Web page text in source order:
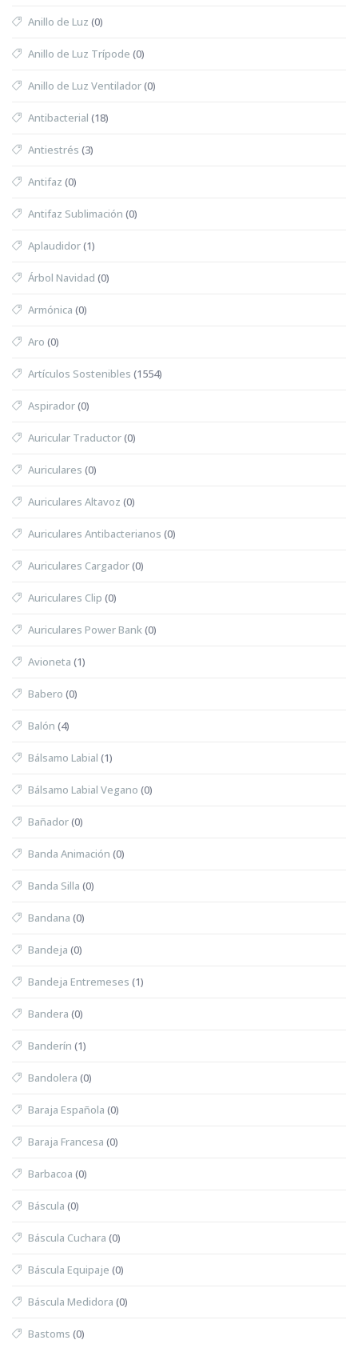
Anillo de Luz (0)
Anillo de Luz Trípode (0)
Anillo de Luz Ventilador(0)
Antibacterial (18)
Antiestrés (3)
Antifaz (0)
Antifaz Sublimación (0)
Aplaudidor(1)
Árbol Navidad (0)
Armónica (0)
Aro (0)
Artículos Sostenibles (1554)
Aspirador(0)
Auricular Traductor(0)
Auriculares (0)
Auriculares Altavoz (0)
Auriculares Antibacterianos (0)
Auriculares Cargador(0)
Auriculares Clip (0)
Auriculares Power Bank(0)
Avioneta (1)
Babero (0)
Balón (4)
Bálsamo Labial (1)
Bálsamo Labial Vegano (0)
Bañador(0)
Banda Animación (0)
Banda Silla (0)
Bandana (0)
Bandeja (0)
Bandeja Entremeses (1)
Bandera (0)
Banderín (1)
Bandolera (0)
Baraja Española (0)
Baraja Francesa (0)
Barbacoa (0)
Báscula (0)
Báscula Cuchara (0)
Báscula Equipaje (0)
Báscula Medidora (0)
Bastoms (0)